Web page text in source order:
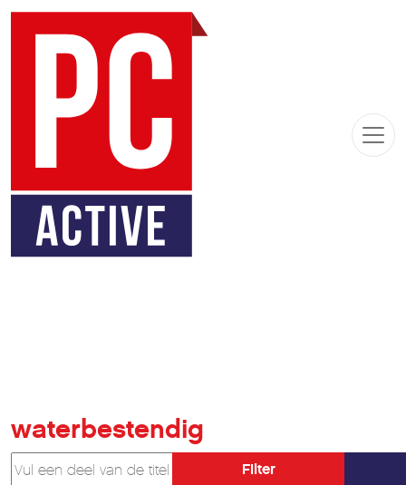
waterbestendig
Vul een deel van de titel in
Filter